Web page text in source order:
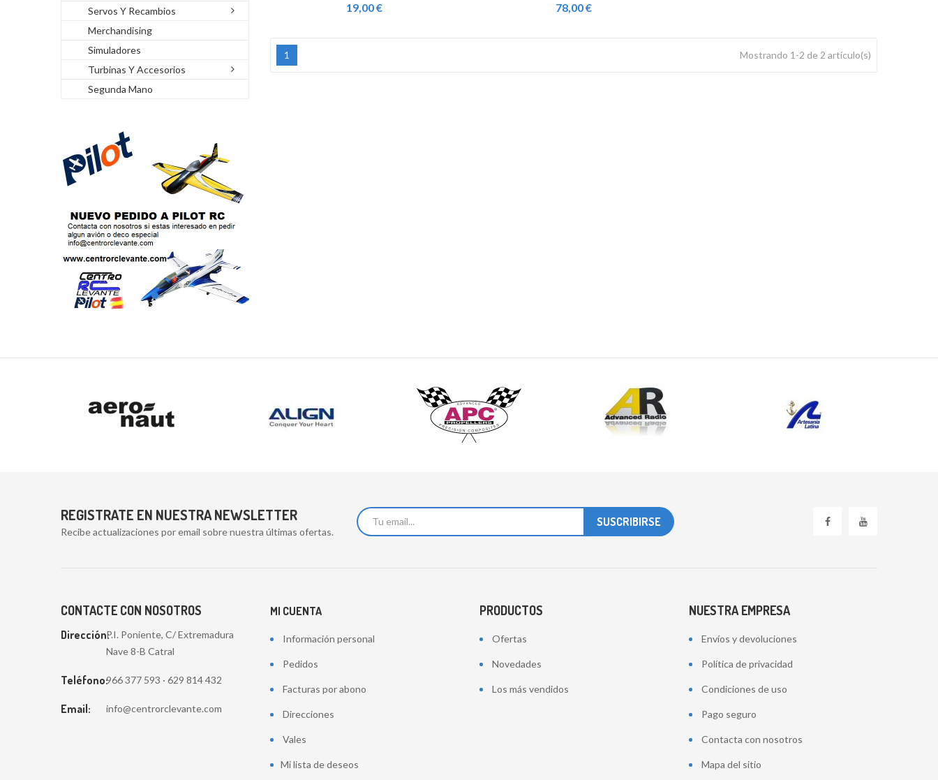
Servos Y Recambios
Merchandising
Simuladores
Turbinas Y Accesorios
Segunda Mano
19,00 € 78,00 €
1 Mostrando 1-2 de 2 artículo(s)
REGISTRATE EN NUESTRA NEWSLETTER
Recibe actualizaciones por email sobre nuestra últimas ofertas.
CONTACTE CON NOSOTROS
Dirección:P.I. Poniente, C/ Extremadura
Nave 8-B Catral
Teléfono:966 377 593 · 629 814 432
Email: info@centrorclevante.com
MI CUENTA
Información personal
Pedidos
Facturas por abono
Direcciones
Vales
Mi lista de deseos
PRODUCTOS
Ofertas
Novedades
Los más vendidos
NUESTRA EMPRESA
Envíos y devoluciones
Política de privacidad
Condiciones de uso
Pago seguro
Contacta con nosotros
Mapa del sitio